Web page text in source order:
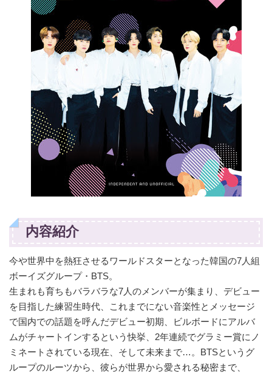
内容紹介
今や世界中を熱狂させるワールドスターとなった韓国の7人組
ボーイズグループ・BTS。
生まれも育ちもバラバラな7人のメンバーが集まり、デビュー
を目指した練習生時代、これまでにない音楽性とメッセージ
で国内での話題を呼んだデビュー初期、ビルボードにアルバ
ムがチャートインするという快挙、2年連続でグラミー賞にノ
ミネートされている現在、そして未来まで…。BTSというグ
ループのルーツから、彼らが世界から愛される秘密まで、